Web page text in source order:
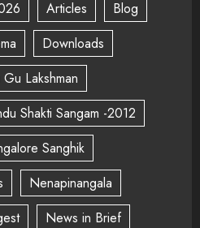
Articles
Blog
Downloads
Lakshman
Shakti Sangam -2012
Sanghik
Nenapinangala
News in Brief